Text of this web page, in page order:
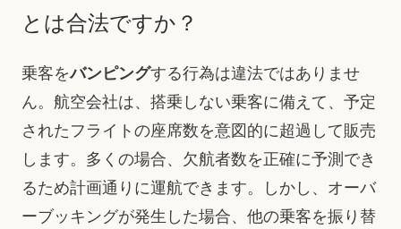
とは合法ですか？
乗客をバンピングする行為は違法ではありませ
ん。航空会社は、搭乗しない乗客に備えて、予定
されたフライトの座席数を意図的に超過して販売
します。多くの場合、欠航者数を正確に予測でき
るため計画通りに運航できます。しかし、オーバ
ーブッキングが発生した場合、他の乗客を振り替